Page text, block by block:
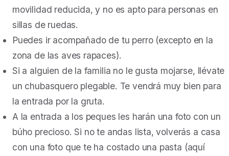
movilidad reducida, y no es apto para personas en
sillas de ruedas.
Puedes ir acompañado de tu perro (excepto en la
zona de las aves rapaces).
Si a alguien de la familia no le gusta mojarse, llévate
un chubasquero plegable. Te vendrá muy bien para
la entrada por la gruta.
A la entrada a los peques les harán una foto con un
búho precioso. Si no te andas lista, volverás a casa
con una foto que te ha costado una pasta (aquí